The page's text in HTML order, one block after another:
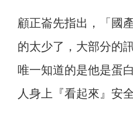
顧正崙先指出，「國
的太少了，大部分的
唯一知道的是他是蛋
人身上『看起來』安